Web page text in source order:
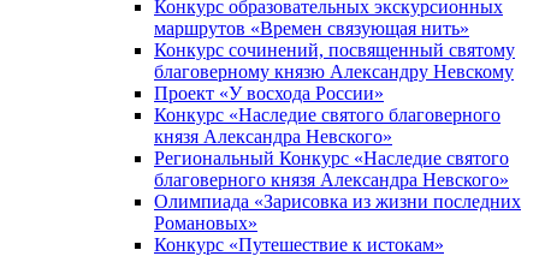
Конкурс образовательных экскурсионных
маршрутов «Времен связующая нить»
Конкурс сочинений, посвященный святому
благоверному князю Александру Невскому
Проект «У восхода России»
Конкурс «Наследие святого благоверного
князя Александра Невского»
Региональный Конкурс «Наследие святого
благоверного князя Александра Невского»
Олимпиада «Зарисовка из жизни последних
Романовых»
Конкурс «Путешествие к истокам»